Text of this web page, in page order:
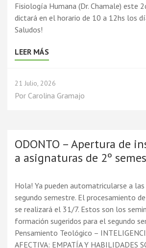
Fisiología Humana (Dr. Chamale) este
dictará en el horario de 10 a 12hs los
Saludos!
LEER MÁS
21 Julio, 2026
Por Carolina Gramajo
ODONTO – Apertura de
a asignaturas de 2º
Hola! Ya pueden automatricularse a
segundo semestre. El procesamiento
se realizará el 31/7. Estos son los
formación sugeridos para el segundo
Pensamiento Teológico –
AFECTIVA: EMPATÍA Y HABILIDADES